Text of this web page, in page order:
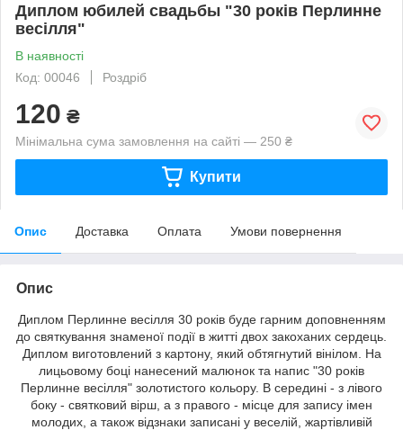
Диплом юбилей свадьбы "30 років Перлинне
весілля"
В наявності
Код: 00046
Роздріб
120 ₴
Мінімальна сума замовлення на сайті — 250 ₴
Купити
Опис Доставка Оплата Умови повернення
Опис
Диплом Перлинне весілля 30 років буде гарним доповненням
до святкування знаменої події в житті двох закоханих сердець.
Диплом виготовлений з картону, який обтягнутий вінілом. На
лицьовому боці нанесений малюнок та напис "30 років
Перлинне весілля" золотистого кольору. В середині - з лівого
боку - святковий вірш, а з правого - місце для запису імен
молодих, а також відзнаки записані у веселій, жартівливій